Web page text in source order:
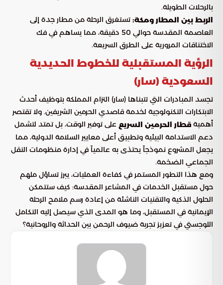
بالرحلات الطويلة.
الربط بين المطار ومكة:تستغرق الرحلة من مطار جدة إلى
العاصمة المقدسة حوالي 50 دقيقة، مما يساهم في فك
الاختناقات المرورية على الطرق السريعة.
الرؤية المستقبلية للخطوط الحديدية
السعودية (سار)
تجسد المبادرات التي تتبناها (سار) التزام المملكة بتوظيف أحدث
الابتكارات التكنولوجية لخدمة قاصدي الحرمين الشريفين. ولا تقتصر
أهمية قطار الحرمين السريع على توفير الوقت، بل تمتد لتشمل
دعم الاستدامة البيئية وتطبيق أعلى معايير السلامة الدولية، مما
يجعل المشروع نموذجاً يحتذى به عالمياً في إدارة منظومات النقل
الجماعي الضخمة.
ومع هذا التطور المستمر في كفاءة العمليات، يبرز تساؤل ملهم
حول مستقبل الخدمات في المشاعر المقدسة: كيف ستتمكن
الحلول الذكية والتقنيات الناشئة من إعادة رسم ملامح الرحلة
الإيمانية في المستقبل، وما هو المدى الذي سيصل إليه التكامل
اللوجستي في تعزيز تجربة ضيوف الرحمن بين الحداثة والروحانية؟